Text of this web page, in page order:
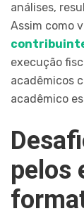
análises,
Assim como
execução
acadêmicos
acadêmico
pelos